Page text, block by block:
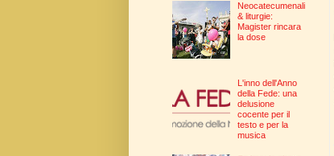
Neocatecumenali
& liturgie:
Magister rincara
la dose
L'inno dell'Anno
della Fede: una
delusione
cocente per il
testo e per la
musica